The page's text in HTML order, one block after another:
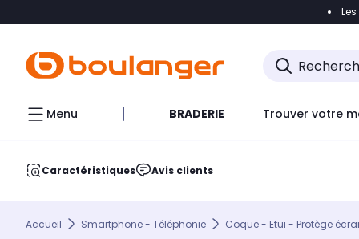
Accéder
Menu BRADERIE Trouver votre
Caractéristiques Avis clients
Accueil Smartphone - Téléphonie Coque - Etui - Protège